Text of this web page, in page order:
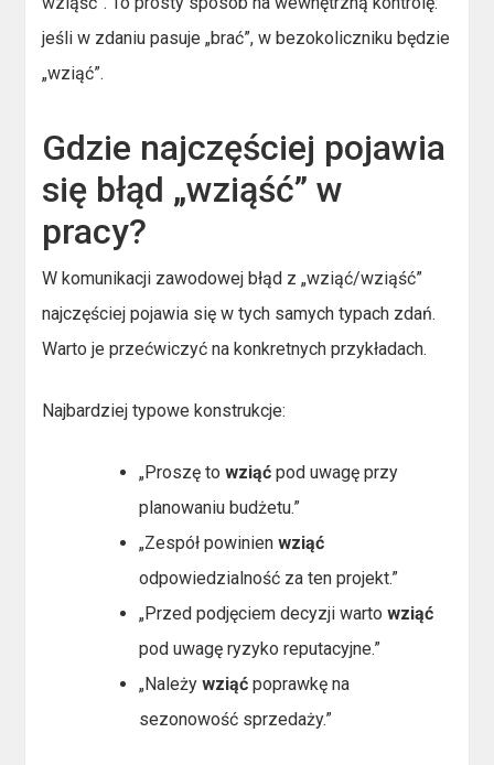
jeśli w zdaniu pasuje „brać”, w bezokoliczniku będzie
„wziąć”.
Gdzie najczęściej pojawia
się błąd „wziąść” w
pracy?
W komunikacji zawodowej błąd z „wziąć/wziąść”
najczęściej pojawia się w tych samych typach zdań.
Warto je przećwiczyć na konkretnych przykładach.
Najbardziej typowe konstrukcje:
„Proszę towziąć pod uwagę przy
planowaniu budżetu.”
„Zespół powinienwziąć
odpowiedzialność za ten projekt.”
„Przed podjęciem decyzji wartowziąć
pod uwagę ryzyko reputacyjne.”
„Należywziąć poprawkę na
sezonowość sprzedaży.”